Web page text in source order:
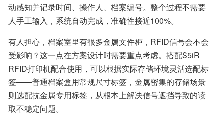
动感知并记录时间、操作人、档案编号。整个过程不需要
人手工输入，系统自动完成，准确性接近100%。
有人担心，档案室里有很多金属文件柜，RFID信号会不会
受影响？这一点在方案设计时需要重点考虑。搭配S5iR
RFID打印机配合使用，可以根据实际存储环境灵活选配标
签——普通档案盒用常规尺寸标签，金属密集的存储场景
则选配抗金属专用标签，从根本上解决信号遮挡导致的读
取不稳定问题。